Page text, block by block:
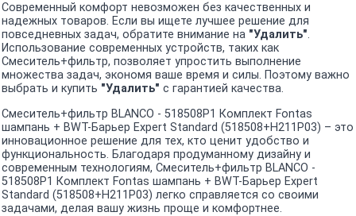
Современный комфорт невозможен без качественных и
надежных товаров. Если вы ищете лучшее решение для
повседневных задач, обратите внимание на "Удалить".
Использование современных устройств, таких как
Смеситель+фильтр, позволяет упростить выполнение
множества задач, экономя ваше время и силы. Поэтому важно
выбрать и купить "Удалить" с гарантией качества.
Смеситель+фильтр BLANCO - 518508P1 Комплект Fontas
шампань + BWT-Барьер Expert Standard (518508+H211P03) – это
инновационное решение для тех, кто ценит удобство и
функциональность. Благодаря продуманному дизайну и
современным технологиям, Смеситель+фильтр BLANCO -
518508P1 Комплект Fontas шампань + BWT-Барьер Expert
Standard (518508+H211P03) легко справляется со своими
задачами, делая вашу жизнь проще и комфортнее.